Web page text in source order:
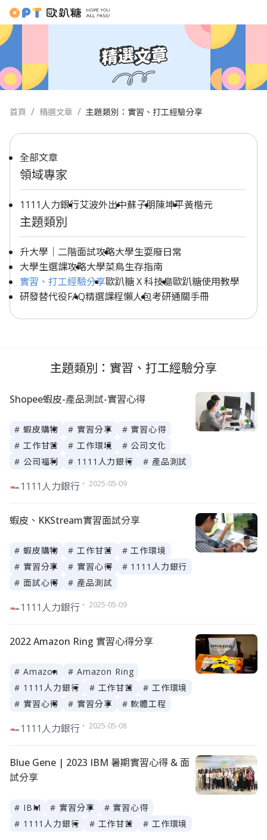
首頁 精選文章 主題類別：實習、打工經驗分享
全部文章
領域專家
1111人力銀行艾波外出中蘇子朋陳坤平黃楷元
主題類別
升大學｜二階面試攻略大學生耍廢日常
大學生選課攻略大學菜鳥生存指南
實習、打工經驗分享歐趴糖 X 科技島歐趴糖使用教學
研發替代役FAQ精選課程懶人包考研通關手冊
主題類別：實習、打工經驗分享
Shopee蝦皮-產品測試-實習心得
# 蝦皮購物 # 實習分享
# 實習心得
# 工作甘苦
# 工作環境
# 公司文化
# 公司福利
# 1111人力銀行 # 產品測試
1111人力銀行 ・ 2025-05-09
蝦皮、KKStream實習面試分享
# 蝦皮購物 # 工作甘苦
# 工作環境
# 實習分享
# 實習心得
# 1111人力銀行
# 面試心得
# 產品測試
1111人力銀行 ・ 2025-05-09
2022 Amazon Ring 實習心得分享
# Amazon
# Amazon Ring
# 1111人力銀行
# 工作甘苦
# 工作環境
# 實習心得
# 實習分享 # 軟體工程
1111人力銀行 ・ 2025-05-08
Blue Gene | 2023 IBM 暑期實習心得 & 面
試分享
# IBM # 實習分享
# 實習心得
# 1111人力銀行
# 工作甘苦 # 工作環境